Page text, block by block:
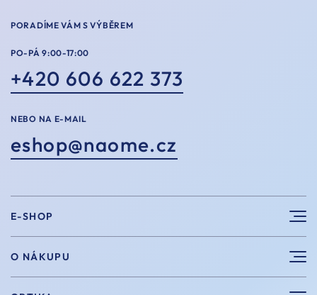
PORADÍME VÁM S VÝBĚREM
PO-PÁ 9:00-17:00
+420 606 622 373
NEBO NA E-MAIL
eshop@naome.cz
E-SHOP
Sluneční brýle
Sportovní brýle
O NÁKUPU